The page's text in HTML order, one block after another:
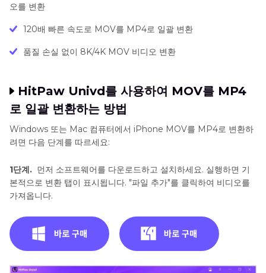
오를 변환
120배 빠른 속도로 MOV를 MP4로 일괄 변환
품질 손실 없이 8K/4K MOV 비디오 변환
HitPaw Univd를 사용하여 MOV를 MP4
로 일괄 변환하는 방법
Windows 또는 Mac 컴퓨터에서 iPhone MOV를 MP4로 변환하
려면 다음 단계를 따르세요:
1단계. 먼저 소프트웨어를 다운로드하고 설치하세요. 실행하면 기
본적으로 변환 탭이 표시됩니다. "파일 추가"를 클릭하여 비디오를
가져옵니다.